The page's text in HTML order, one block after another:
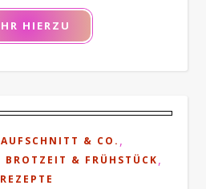
HIERZU
& CO. ,
BROTZEIT & FRÜHSTÜCK,
REZEPTE